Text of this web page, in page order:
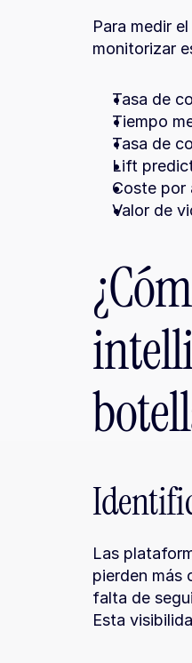
Para medir
monitorizar
Tasa de
Tiempo
Tasa de
Lift
Coste por
Valor de
Las
pierden más
falta de
Esta